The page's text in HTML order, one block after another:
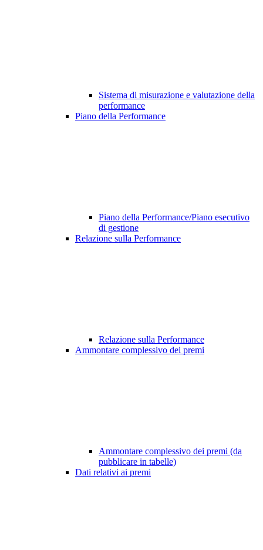
Sistema di misurazione e valutazione della
performance
Piano della Performance
Piano della Performance/Piano esecutivo
di gestione
Relazione sulla Performance
Relazione sulla Performance
Ammontare complessivo dei premi
Ammontare complessivo dei premi (da
pubblicare in tabelle)
Dati relativi ai premi